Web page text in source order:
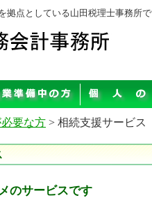
拠点としている山田税理士事務所
要な方 > 相続支援サービス
のサービスです